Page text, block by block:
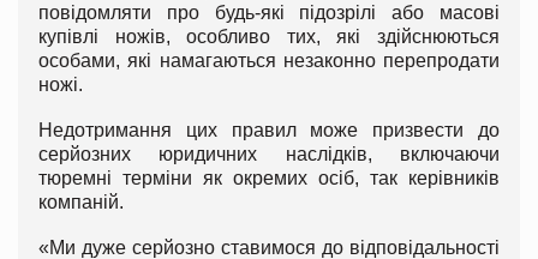
повідомляти про будь-які підозрілі або масові
купівлі ножів, особливо тих, які здійснюються
особами, які намагаються незаконно перепродати
ножі.
Недотримання цих правил може призвести до
серйозних юридичних наслідків, включаючи
тюремні терміни як окремих осіб, так керівників
компаній.
«Ми дуже серйозно ставимося до відповідальності